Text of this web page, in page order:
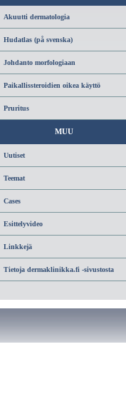
Akuutti dermatologia
Hudatlas (på svenska)
Johdanto morfologiaan
Paikallissteroidien oikea käyttö
Pruritus
MUU
Uutiset
Teemat
Cases
Esittelyvideo
Linkkejä
Tietoja dermaklinikka.fi -sivustosta